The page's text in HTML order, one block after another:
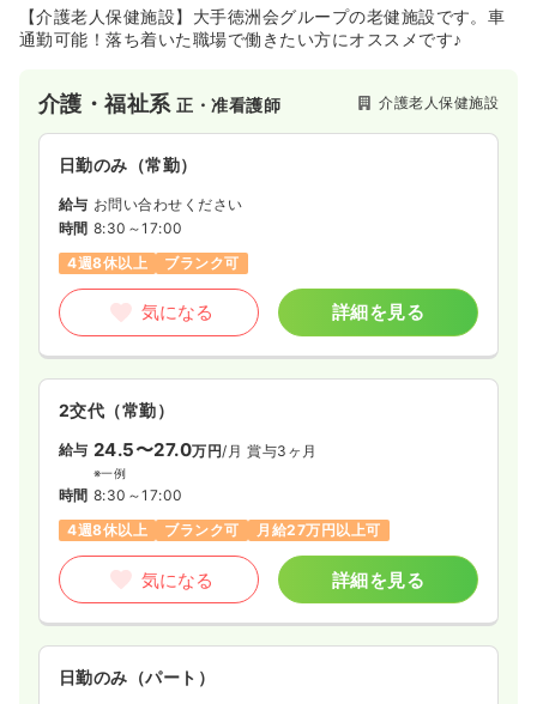
気になる 詳細を見る
日勤のみ（パート） 一時募集休止
給与 時給1,800〜2,500
担当業務未経験可
気になる 詳細を見る
外来正・准看護師
お問い合わせください
時間 8:30～17:30
日祝休み
ブランク可
気になる 詳細を見る
日勤のみ（パート）
【介護老人保健施設】大手徳洲会グループの老健施設です。車
通勤可能！落ち着いた職場で働きたい方にオススメです♪
介護・福祉系正・准看護師 介護老人保健施設
日勤のみ（常勤）
給与 お問い合わせください
時間 8:30～17:00
4週8休以上
ブランク可
気になる 詳細を見る
2交代（常勤）
給与 24.5〜27.0万円/月 賞与3ヶ月
※一例
時間 8:30～17:00
4週8休以上
ブランク可 月給27万円以上可
気になる 詳細を見る
日勤のみ（パート）